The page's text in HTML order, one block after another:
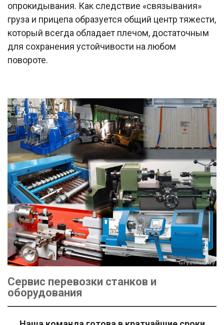
опрокидывания. Как следствие «связывания»
груза и прицепа образуется общий центр тяжести,
который всегда обладает плечом, достаточным
для сохранения устойчивости на любом
повороте.
Сервис перевозки станков и
оборудования